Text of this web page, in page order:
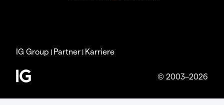
© 2003–2026
IG Group | Partner | Karriere